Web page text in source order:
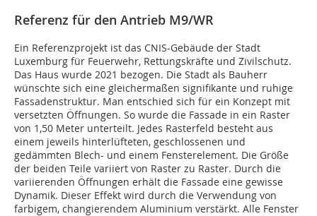
Referenz für den Antrieb M9/WR
Ein Referenzprojekt ist das CNIS-Gebäude der Stadt
Luxemburg für Feuerwehr, Rettungskräfte und Zivilschutz.
Das Haus wurde 2021 bezogen. Die Stadt als Bauherr
wünschte sich eine gleichermaßen signifikante und ruhige
Fassadenstruktur. Man entschied sich für ein Konzept mit
versetzten Öffnungen. So wurde die Fassade in ein Raster
von 1,50 Meter unterteilt. Jedes Rasterfeld besteht aus
einem jeweils hinterlüfteten, geschlossenen und
gedämmten Blech- und einem Fensterelement. Die Größe
der beiden Teile variiert von Raster zu Raster. Durch die
variierenden Öffnungen erhält die Fassade eine gewisse
Dynamik. Dieser Effekt wird durch die Verwendung von
farbigem, changierendem Aluminium verstärkt. Alle Fenster